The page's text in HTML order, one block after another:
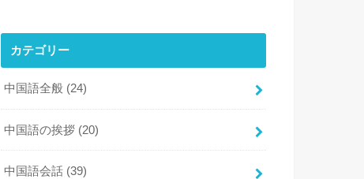
カテゴリー
中国語全般 (24)
中国語の挨拶 (20)
中国語会話 (39)